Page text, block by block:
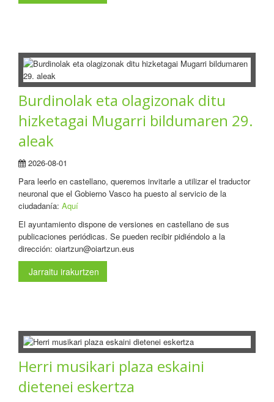
Burdinolak eta olagizonak ditu
hizketagai Mugarri bildumaren 29.
aleak
2026-08-01
Para leerlo en castellano, queremos invitarle a utilizar el traductor
neuronal que el Gobierno Vasco ha puesto al servicio de la
ciudadanía: Aquí
El ayuntamiento dispone de versiones en castellano de sus
publicaciones periódicas. Se pueden recibir pidiéndolo a la
dirección: oiartzun@oiartzun.eus
Jarraitu irakurtzen
Herri musikari plaza eskaini
dietenei eskertza